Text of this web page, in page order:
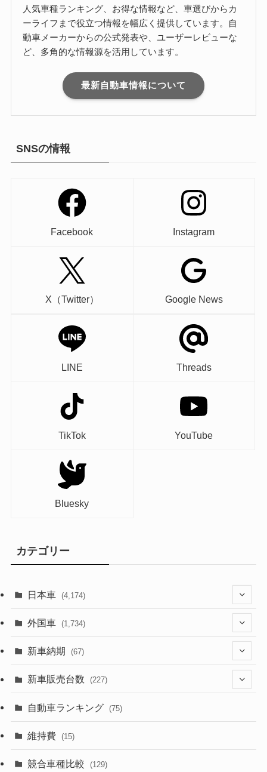
人気車種ランキング、お得な情報など、車選びからカ
ーライフまで役立つ情報を幅広く提供しています。自
動車メーカーからの公式発表や、ユーザーレビューな
ど、多角的な情報源を活用しています。
最新自動車情報について
SNSの情報
Facebook Instagram
X（Twitter） Google News
LINE Threads
TikTok YouTube
Bluesky
カテゴリー
日本車 (4,174)
(1,321)
(329)
(526)
(357)
(328)
外国車 (1,734)
(242)
(85)
新車納期 (67)
(28)
(8)
新車販売台数 (227)
(21)
自動車ランキング (75)
維持費 (15)
競合車種比較 (129)